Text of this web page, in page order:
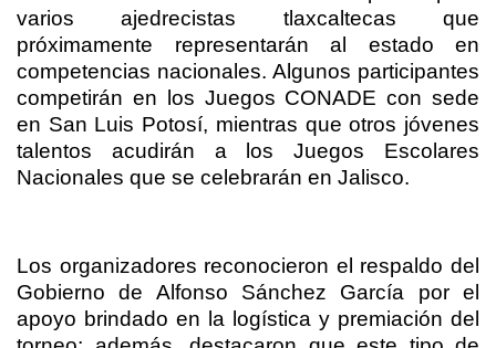
varios ajedrecistas tlaxcaltecas que
próximamente representarán al estado en
competencias nacionales. Algunos participantes
competirán en los Juegos CONADE con sede
en San Luis Potosí, mientras que otros jóvenes
talentos acudirán a los Juegos Escolares
Nacionales que se celebrarán en Jalisco.
Los organizadores reconocieron el respaldo del
Gobierno de Alfonso Sánchez García por el
apoyo brindado en la logística y premiación del